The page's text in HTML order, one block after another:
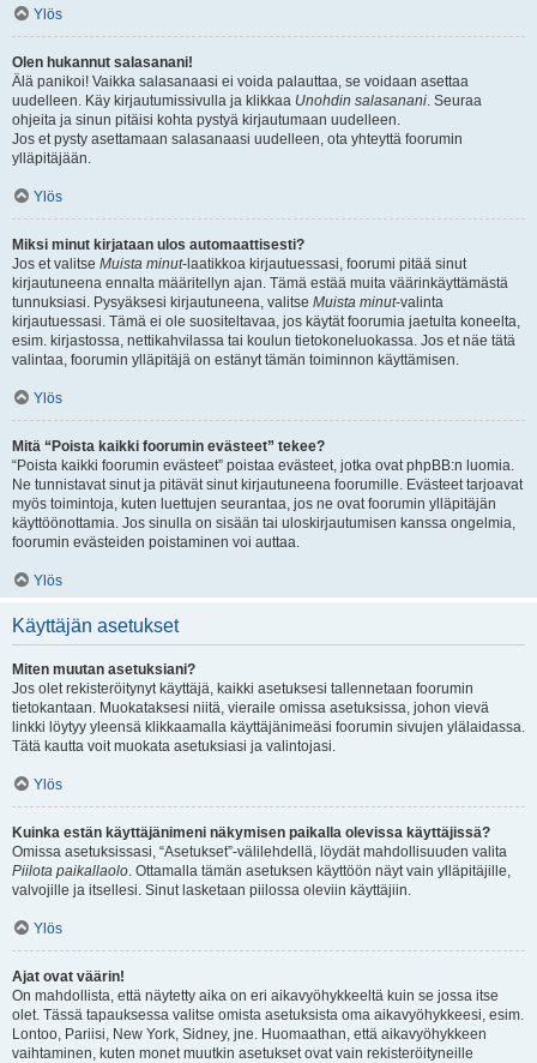
Ylös
Olen hukannut salasanani!
Älä panikoi! Vaikka salasanaasi ei voida palauttaa, se voidaan asettaa
uudelleen. Käy kirjautumissivulla ja klikkaa Unohdin salasanani. Seuraa
ohjeita ja sinun pitäisi kohta pystyä kirjautumaan uudelleen.
Jos et pysty asettamaan salasanaasi uudelleen, ota yhteyttä foorumin
ylläpitäjään.
Ylös
Miksi minut kirjataan ulos automaattisesti?
Jos et valitse Muista minut-laatikkoa kirjautuessasi, foorumi pitää sinut
kirjautuneena ennalta määritellyn ajan. Tämä estää muita väärinkäyttämästä
tunnuksiasi. Pysyäksesi kirjautuneena, valitse Muista minut-valinta
kirjautuessasi. Tämä ei ole suositeltavaa, jos käytät foorumia jaetulta koneelta,
esim. kirjastossa, nettikahvilassa tai koulun tietokoneluokassa. Jos et näe tätä
valintaa, foorumin ylläpitäjä on estänyt tämän toiminnon käyttämisen.
Ylös
Mitä “Poista kaikki foorumin evästeet” tekee?
“Poista kaikki foorumin evästeet” poistaa evästeet, jotka ovat phpBB:n luomia.
Ne tunnistavat sinut ja pitävät sinut kirjautuneena foorumille. Evästeet tarjoavat
myös toimintoja, kuten luettujen seurantaa, jos ne ovat foorumin ylläpitäjän
käyttöönottamia. Jos sinulla on sisään tai uloskirjautumisen kanssa ongelmia,
foorumin evästeiden poistaminen voi auttaa.
Ylös
Käyttäjän asetukset
Miten muutan asetuksiani?
Jos olet rekisteröitynyt käyttäjä, kaikki asetuksesi tallennetaan foorumin
tietokantaan. Muokataksesi niitä, vieraile omissa asetuksissa, johon vievä
linkki löytyy yleensä klikkaamalla käyttäjänimeäsi foorumin sivujen ylälaidassa.
Tätä kautta voit muokata asetuksiasi ja valintojasi.
Ylös
Kuinka estän käyttäjänimeni näkymisen paikalla olevissa käyttäjissä?
Omissa asetuksissasi, “Asetukset”-välilehdellä, löydät mahdollisuuden valita
Piilota paikallaolo. Ottamalla tämän asetuksen käyttöön näyt vain ylläpitäjille,
valvojille ja itsellesi. Sinut lasketaan piilossa oleviin käyttäjiin.
Ylös
Ajat ovat väärin!
On mahdollista, että näytetty aika on eri aikavyöhykkeeltä kuin se jossa itse
olet. Tässä tapauksessa valitse omista asetuksista oma aikavyöhykkeesi, esim.
Lontoo, Pariisi, New York, Sidney, jne. Huomaathan, että aikavyöhykkeen
vaihtaminen, kuten monet muutkin asetukset ovat vain rekisteröityneille